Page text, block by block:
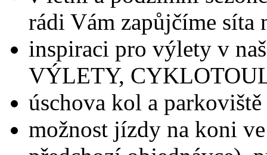
rádi Vám zapůjčíme síta
inspiraci pro výlety v
VÝLETY,
úschova kol a
možnost jízdy na koni